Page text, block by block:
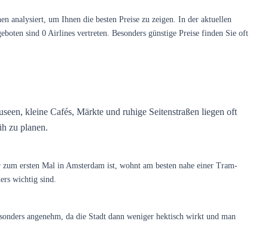
analysiert, um Ihnen die besten Preise zu zeigen. In der aktuellen
sind 0 Airlines vertreten. Besonders günstige Preise finden Sie oft
kleine Cafés, Märkte und ruhige Seitenstraßen liegen oft
zu planen.
ersten Mal in Amsterdam ist, wohnt am besten nahe einer Tram-
wichtig sind.
angenehm, da die Stadt dann weniger hektisch wirkt und man